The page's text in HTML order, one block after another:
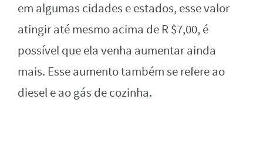
em algumas cidades e estados, esse valor
atingir até mesmo acima de R $7,00, é
possível que ela venha aumentar ainda
mais. Esse aumento também se refere ao
diesel e ao gás de cozinha.